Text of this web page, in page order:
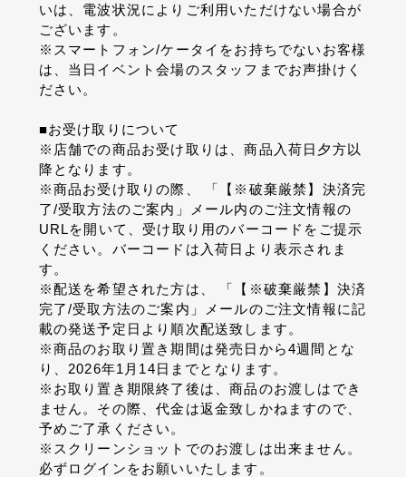
いは、電波状況によりご利用いただけない場合が
ございます。
※スマートフォン/ケータイをお持ちでないお客様
は、当日イベント会場のスタッフまでお声掛けく
ださい。
■お受け取りについて
※店舗での商品お受け取りは、商品入荷日夕方以
降となります。
※商品お受け取りの際、 「【※破棄厳禁】決済完
了/受取方法のご案内」メール内のご注文情報の
URLを開いて、受け取り用のバーコードをご提示
ください。バーコードは入荷日より表示されま
す。
※配送を希望された方は、 「【※破棄厳禁】決済
完了/受取方法のご案内」メールのご注文情報に記
載の発送予定日より順次配送致します。
※商品のお取り置き期間は発売日から4週間とな
り、2026年1月14日までとなります。
※お取り置き期限終了後は、商品のお渡しはでき
ません。その際、代金は返金致しかねますので、
予めご了承ください。
※スクリーンショットでのお渡しは出来ません。
必ずログインをお願いいたします。